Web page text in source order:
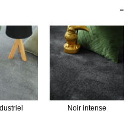
-
Noir intense